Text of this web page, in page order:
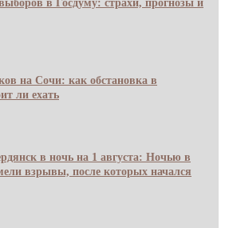
в Госдуму: страхи, прогнозы и
на Сочи: как обстановка в
ли ехать
в ночь на 1 августа: Ночью в
взрывы, после которых начался